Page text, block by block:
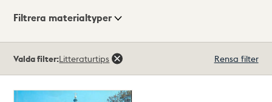
Visningsläge
Filtrera materialtyper
träffar
Valda filter:Litteraturtips Rensa filter